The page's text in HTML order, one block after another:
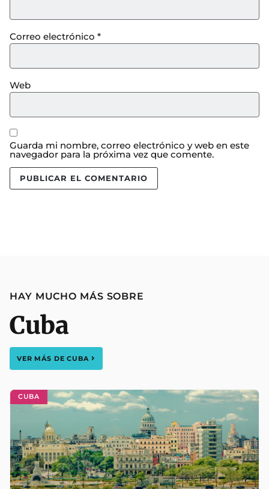
Correo electrónico *
Web
Guarda mi nombre, correo electrónico y web en este
navegador para la próxima vez que comente.
HAY MUCHO MÁS SOBRE
Cuba
VER MÁS DECUBA
CUBA